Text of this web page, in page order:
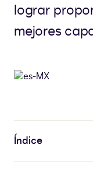
lograr
mejores
Índice